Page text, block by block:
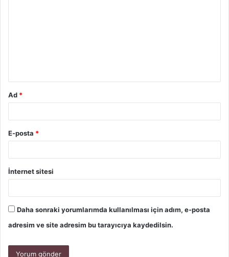
Ad *
E-posta *
İnternet sitesi
Daha sonraki yorumlarımda kullanılması için adım, e-posta
adresim ve site adresim bu tarayıcıya kaydedilsin.